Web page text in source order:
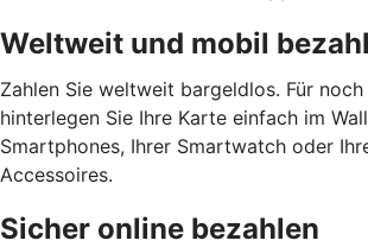
Weltweit und mobil
Zahlen Sie weltweit bargeldlos. Für
hinterlegen Sie Ihre Karte einfach im
Smartphones, Ihrer Smartwatch oder
Accessoires.
Sicher online bezahlen